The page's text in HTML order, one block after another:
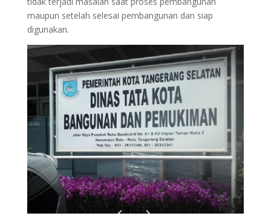
maupun setelah selesai pembangunan dan siap
digunakan.